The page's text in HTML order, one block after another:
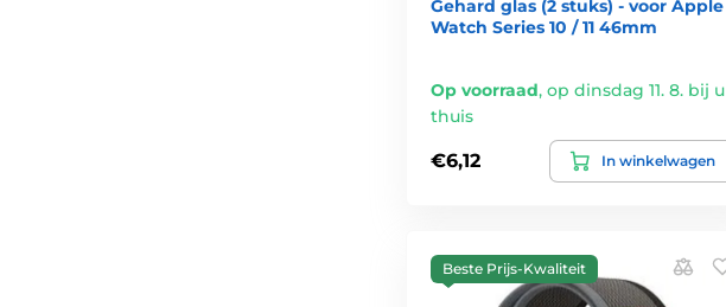
Gehard glas (2 stuks) - voor Apple
Watch Series 10 / 11 46mm
Op voorraad, op dinsdag 11. 8. bij u
thuis
€6,12 In winkelwagen
Beste Prijs-Kwaliteit